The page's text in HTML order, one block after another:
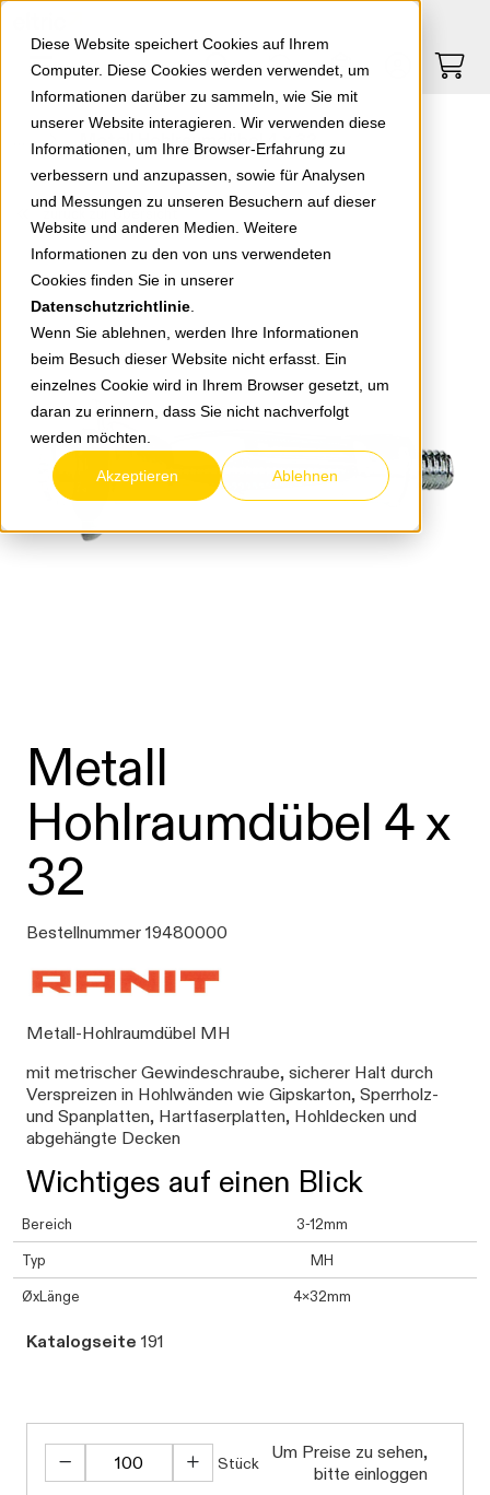
Diese Website speichert Cookies auf Ihrem
Computer. Diese Cookies werden verwendet, um
Informationen darüber zu sammeln, wie Sie mit
unserer Website interagieren. Wir verwenden diese
Informationen, um Ihre Browser-Erfahrung zu
verbessern und anzupassen, sowie für Analysen
und Messungen zu unseren Besuchern auf dieser
Website und anderen Medien. Weitere
Informationen zu den von uns verwendeten
Cookies finden Sie in unserer
Datenschutzrichtlinie
Wenn Sie ablehnen, werden Ihre Informationen
beim Besuch dieser Website nicht erfasst. Ein
einzelnes Cookie wird in Ihrem Browser gesetzt, um
daran zu erinnern, dass Sie nicht nachverfolgt
werden möchten.
Akzeptieren Ablehnen
Springe zu Hauptinhalt Springe zum Footer
0
Metall Hohlraumdübel 4 x 32
zurück zur Übersicht
Metall
Hohlraumdübel 4 x
32
Bestellnummer 19480000
Metall-Hohlraumdübel MH
mit metrischer Gewindeschraube, sicherer Halt durch
Verspreizen in Hohlwänden wie Gipskarton, Sperrholz-
und Spanplatten, Hartfaserplatten, Hohldecken und
abgehängte Decken
Wichtiges auf einen Blick
Bereich 3-12mm
Typ MH
ØxLänge 4x32mm
Katalogseite 191
Stück
Um Preise zu sehen,
bitte einloggen